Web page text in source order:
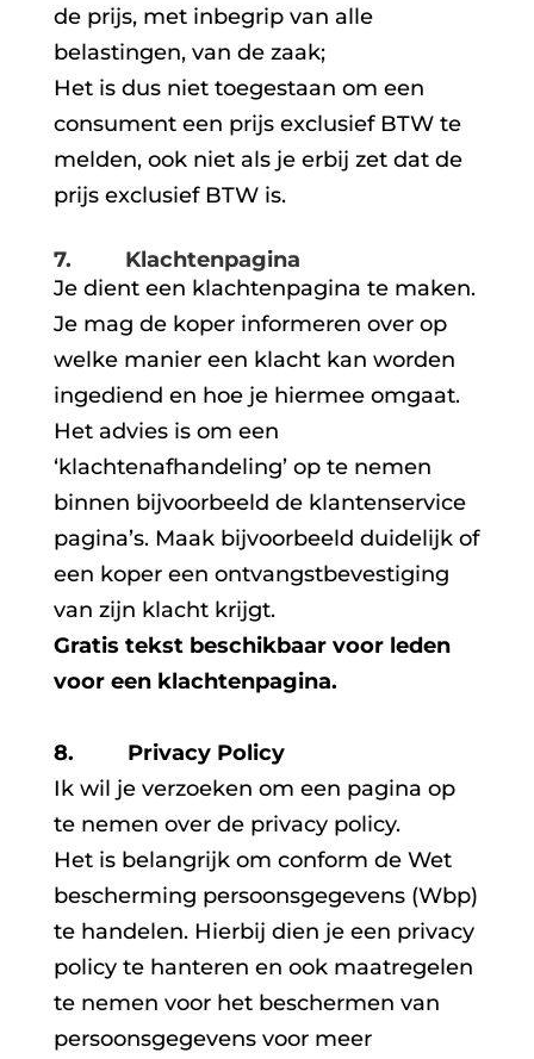
de prijs, met inbegrip van alle
belastingen, van de zaak;
Het is dus niet toegestaan om een
consument een prijs exclusief BTW te
melden, ook niet als je erbij zet dat de
prijs exclusief BTW is.
7. Klachtenpagina
Je dient een klachtenpagina te maken.
Je mag de koper informeren over op
welke manier een klacht kan worden
ingediend en hoe je hiermee omgaat.
Het advies is om een
‘klachtenafhandeling’ op te nemen
binnen bijvoorbeeld de klantenservice
pagina’s. Maak bijvoorbeeld duidelijk of
een koper een ontvangstbevestiging
van zijn klacht krijgt.
Gratis tekst beschikbaar voor leden
voor een klachtenpagina.
8. Privacy Policy
Ik wil je verzoeken om een pagina op
te nemen over de privacy policy.
Het is belangrijk om conform de Wet
bescherming persoonsgegevens (Wbp)
te handelen. Hierbij dien je een privacy
policy te hanteren en ook maatregelen
te nemen voor het beschermen van
persoonsgegevens voor meer